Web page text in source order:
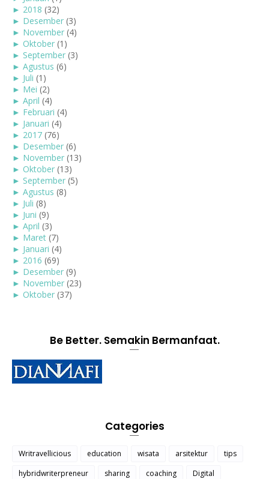
► 2018 (32)
► Desember (3)
► November (4)
► Oktober (1)
► September (3)
► Agustus (6)
► Juli (1)
► Mei (2)
► April (4)
► Februari (4)
► Januari (4)
► 2017 (76)
► Desember (6)
► November (13)
► Oktober (13)
► September (5)
► Agustus (8)
► Juli (8)
► Juni (9)
► April (3)
► Maret (7)
► Januari (4)
► 2016 (69)
► Desember (9)
► November (23)
► Oktober (37)
Be Better. Semakin Bermanfaat.
Categories
Writravellicious education wisata arsitektur
tips
hybridwriterpreneur
sharing coaching
Digital